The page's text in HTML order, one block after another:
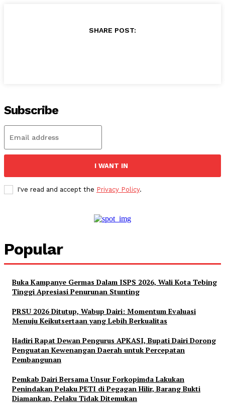
SHARE POST:
Subscribe
I WANT IN
I've read and accept the Privacy Policy.
Popular
Buka Kampanye Germas Dalam ISPS 2026, Wali Kota Tebing
Tinggi Apresiasi Penurunan Stunting
PRSU 2026 Ditutup, Wabup Dairi: Momentum Evaluasi
Menuju Keikutsertaan yang Lebih Berkualitas
Hadiri Rapat Dewan Pengurus APKASI, Bupati Dairi Dorong
Penguatan Kewenangan Daerah untuk Percepatan
Pembangunan
Pemkab Dairi Bersama Unsur Forkopimda Lakukan
Penindakan Pelaku PETI di Pegagan Hilir, Barang Bukti
Diamankan, Pelaku Tidak Ditemukan